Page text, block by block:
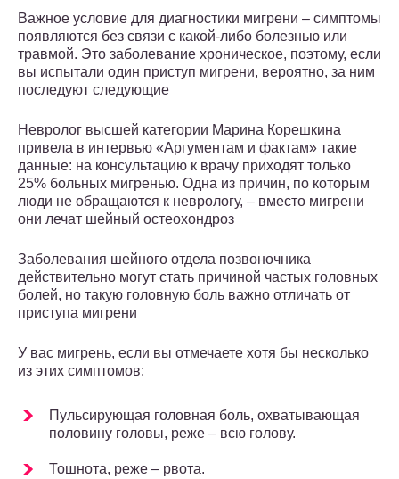
Важное условие для диагностики мигрени – симптомы
появляются без связи с какой-либо болезнью или
травмой. Это заболевание хроническое, поэтому, если
вы испытали один приступ мигрени, вероятно, за ним
последуют следующие
Невролог высшей категории Марина Корешкина
привела в интервью «Аргументам и фактам» такие
данные: на консультацию к врачу приходят только
25% больных мигренью. Одна из причин, по которым
люди не обращаются к неврологу, – вместо мигрени
они лечат шейный остеохондроз
Заболевания шейного отдела позвоночника
действительно могут стать причиной частых головных
болей, но такую головную боль важно отличать от
приступа мигрени
У вас мигрень, если вы отмечаете хотя бы несколько
из этих симптомов:
Пульсирующая головная боль, охватывающая
половину головы, реже – всю голову.
Тошнота, реже – рвота.